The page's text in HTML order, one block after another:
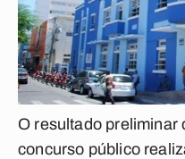
O resultado preliminar
concurso público